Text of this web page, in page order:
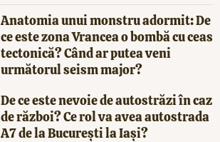
Anatomia unui monstru adormit: De
ce este zona Vrancea o bombă cu ceas
tectonică? Când ar putea veni
următorul seism major?
De ce este nevoie de autostrăzi în caz
de război? Ce rol va avea autostrada
A7 de la București la Iași?